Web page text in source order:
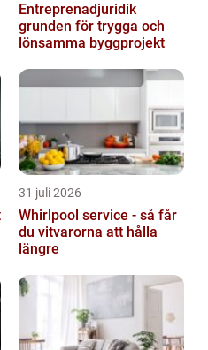
Entreprenadjuridik
grunden för trygga och
lönsamma byggprojekt
31 juli 2026
Whirlpool service - så får
du vitvarorna att hålla
längre